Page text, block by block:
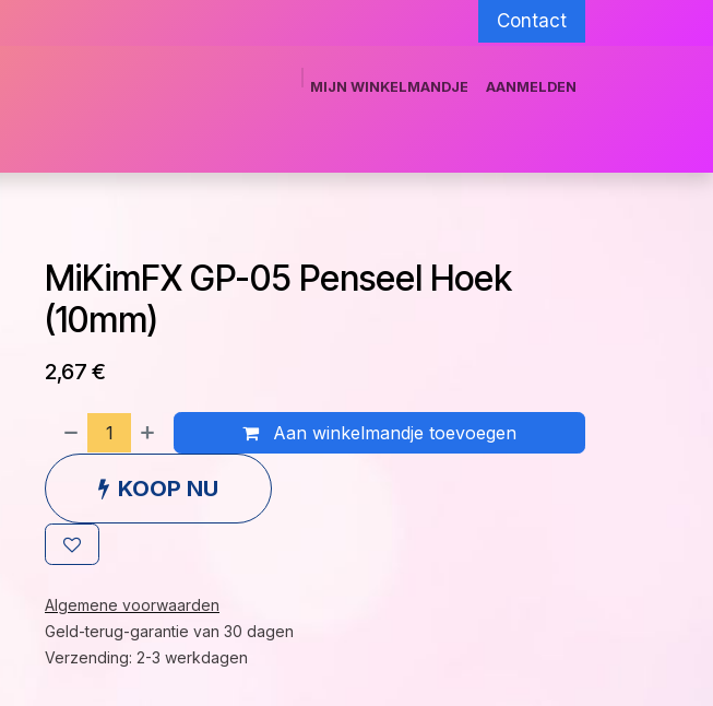
Contact
MIJN WINKELMANDJE AANMELDEN
MiKimFX GP-05 Penseel Hoek
(10mm)
2,67 €
Aan winkelmandje toevoegen
KOOP NU
Algemene voorwaarden
Geld-terug-garantie van 30 dagen
Verzending: 2-3 werkdagen